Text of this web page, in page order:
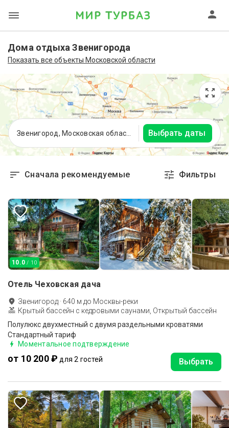
Дома отдыха Звенигорода
Показать все объекты Московской области
Выбрать даты
Сначала рекомендуемые Фильтры
10.0 / 10
Отель Чеховская дача
Звенигород · 640 м до Москвы-реки
Крытый бассейн с кедровыми саунами, Открытый бассейн
Полулюкс двухместный с двумя раздельными кроватями
Стандартный тариф
Моментальное подтверждение
от 10 200 ₽ для 2 гостей Выбрать